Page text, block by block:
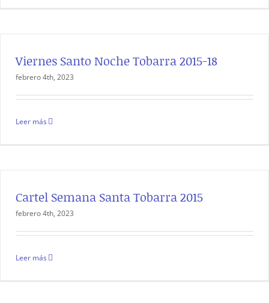
Viernes Santo Noche Tobarra 2015-18
febrero 4th, 2023
Leer más
Cartel Semana Santa Tobarra 2015
febrero 4th, 2023
Leer más